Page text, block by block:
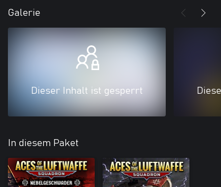
Galerie
Dieser Inhalt ist gesperrt
In diesem Paket